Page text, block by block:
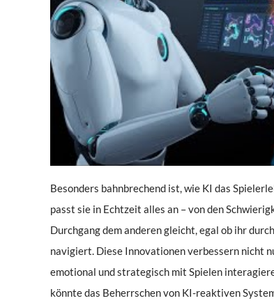
Besonders bahnbrechend ist, wie KI das
passt sie in Echtzeit alles an – von den
Durchgang dem anderen gleicht, egal ob ihr
navigiert. Diese Innovationen verbessern nicht
emotional und strategisch mit Spielen
könnte das Beherrschen von KI-reaktiven